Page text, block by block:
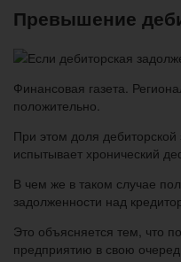
Превышение
Финансовая газета.
положительно.
При этом доля
испытывает хронический
В чем же в таком случае
задолженности над
Это объясняется тем, что
предприятию в свою